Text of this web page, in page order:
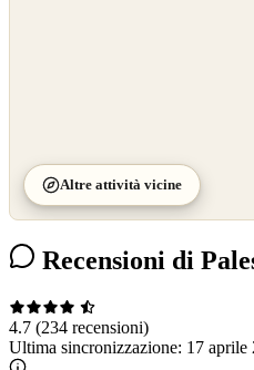
Altre attività vicine
Recensioni di
4.7 (234 recensioni)
Ultima sincronizzazione: 17 aprile